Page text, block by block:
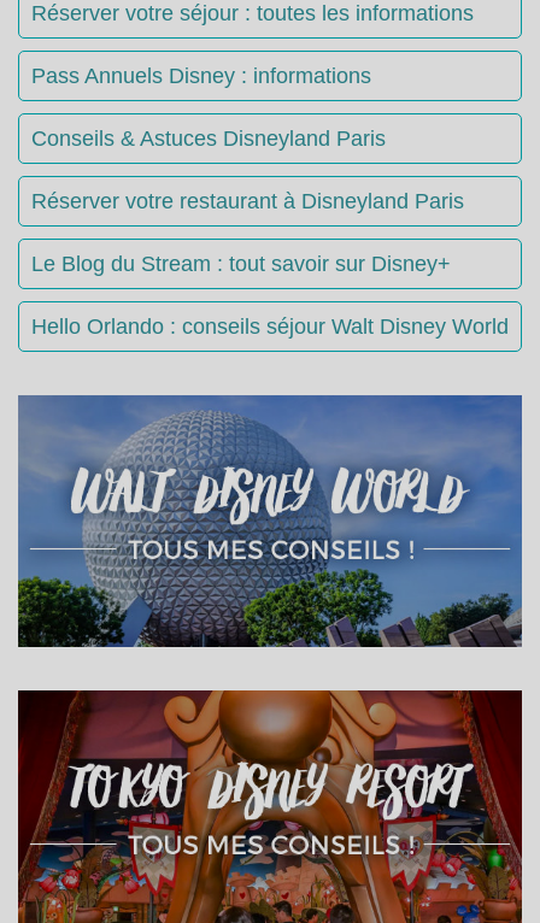
Réserver votre séjour : toutes les informations
Pass Annuels Disney : informations
Conseils & Astuces Disneyland Paris
Réserver votre restaurant à Disneyland Paris
Le Blog du Stream : tout savoir sur Disney+
Hello Orlando : conseils séjour Walt Disney World